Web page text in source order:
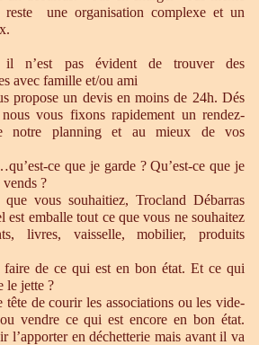
reste une organisation complexe et un
n’est pas évident de trouver des
avec famille et/ou ami
propose un devis en moins de 24h. Dés
vous fixons rapidement un rendez-
notre planning et au mieux de vos
ce que je garde ? Qu’est-ce que je
vends ?
vous souhaitiez, Trocland Débarras
est emballe tout ce que vous ne souhaitez
livres, vaisselle, mobilier, produits
de ce qui est en bon état. Et ce qui
le jette ?
tête de courir les associations ou les vide-
vendre ce qui est encore en bon état.
l’apporter en déchetterie mais avant il va